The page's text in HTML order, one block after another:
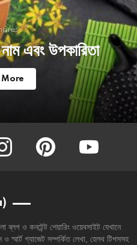
এবং উপকারিতা
More
instagram pinterest youtube
ও কনটেন্ট শেয়ারিং ওয়েবসাইট যেখানে
স্মার্ট গ্যাজেট সম্পর্কিত লেখা, হেলথ টিপসসহ